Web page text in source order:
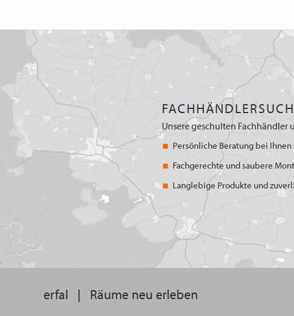
Unsere geschulten
Persönliche Beratung bei Ihnen
Fachgerechte und saubere
Langlebige Produkte und
erfal | Räume neu erleben